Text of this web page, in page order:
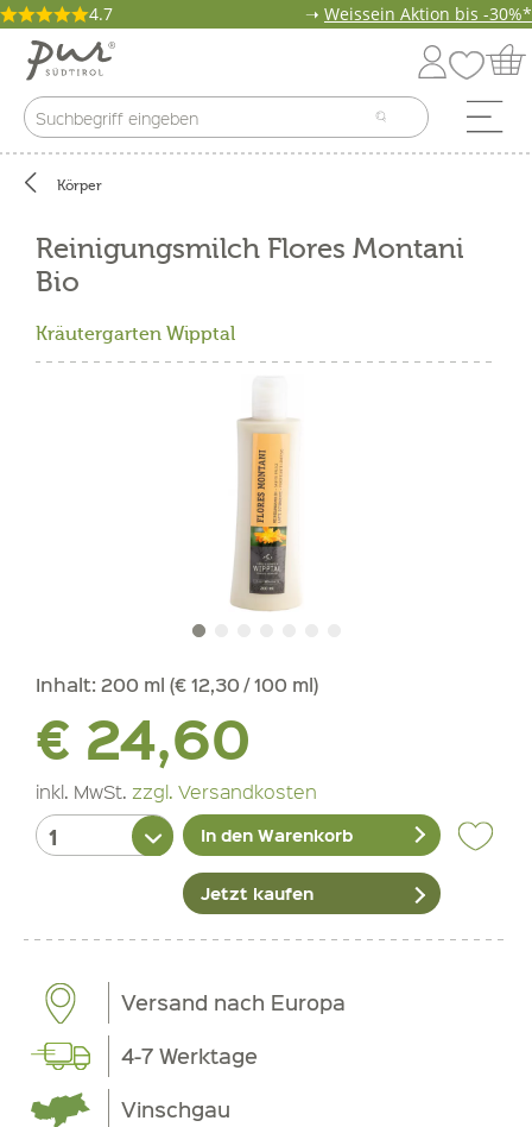
4.7 ➝ Weissein Aktion bis -30%*
Körper
Reinigungsmilch Flores Montani
Bio
Kräutergarten Wipptal
Inhalt: 200 ml (€ 12,30 / 100 ml)
€ 24,60
inkl. MwSt. zzgl. Versandkosten
In den Warenkorb
Jetzt kaufen
Versand nach Europa
4-7 Werktage
Vinschgau